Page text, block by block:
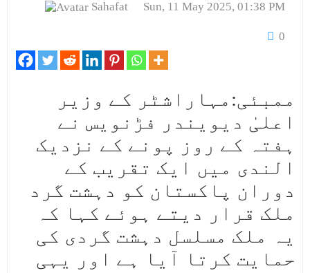
Sahafat Sun, 11 May 2025, 01:38 PM
0
ممبئی:مہاراشٹر کے وزیر
اعلیٰ دیویندر فڑنویس نے
ہفتہ کے روز پونے کے نزدیک
الندی میں ایک تقریب کے
دوران پاکستان کو دہشت گرد
ملک قرار دیتے ہوئے کہا کہ
یہ ملک مسلسل دہشت گردی کی
حمایت کرتا آیا ہے اور یہی